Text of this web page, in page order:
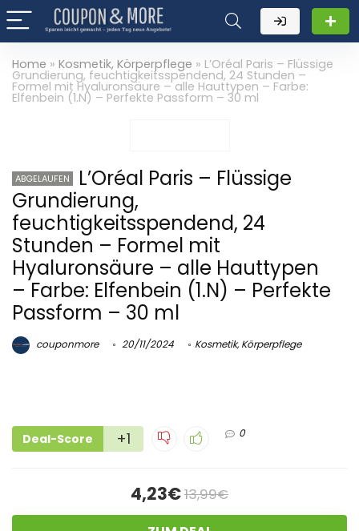
Home » Kosmetik, Körperpflege » L’Oréal Paris – Flüssige
Grundierung, feuchtigkeitsspendend, 24 Stunden –
Formel mit Hyaluronsäure – alle Hauttypen – Farbe:
Elfenbein (1.N) – Perfekte Passform – 30 ml
ABGELAUFEN
L’Oréal Paris – Flüssige
Grundierung,
feuchtigkeitsspendend, 24
Stunden – Formel mit
Hyaluronsäure – alle Hauttypen
– Farbe: Elfenbein (1.N) – Perfekte
Passform – 30 ml
couponmore 20/11/2024 Kosmetik, Körperpflege
Deal-Score +1 0
4,23€13,99€